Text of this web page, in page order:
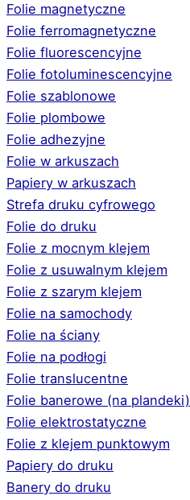
Folie magnetyczne
Folie ferromagnetyczne
Folie fluorescencyjne
Folie fotoluminescencyjne
Folie szablonowe
Folie plombowe
Folie adhezyjne
Folie w arkuszach
Papiery w arkuszach
Strefa druku cyfrowego
Folie do druku
Folie z mocnym klejem
Folie z usuwalnym klejem
Folie z szarym klejem
Folie na samochody
Folie na ściany
Folie na podłogi
Folie translucentne
Folie banerowe (na plandeki)
Folie elektrostatyczne
Folie z klejem punktowym
Papiery do druku
Banery do druku